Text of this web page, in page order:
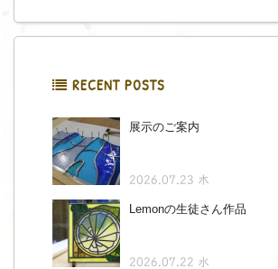
RECENT POSTS
展示のご案内
2026.07.23 木
Lemonの生徒さん作品
2026.07.22 水